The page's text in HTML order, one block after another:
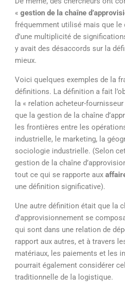
« gestion de la chaîne
fréquemment utilisé mais que le
d’une multiplicité de
y avait des désaccords sur la
mieux.
Voici quelques exemples de la
définitions. La définition a fait
la « relation acheteur-
que la gestion de la chaîne
les frontières entre les
industrielle, le marketing, la
sociologie industrielle. (Selon
gestion de la chaîne
tout ce qui se rapporte aux
une définition significative).
Une autre définition était que la
d’approvisionnement se
qui sont dans une relation de
rapport aux autres, et à travers
matériaux, les paiements et les
pourrait également considérer
traditionnelle de la logistique.